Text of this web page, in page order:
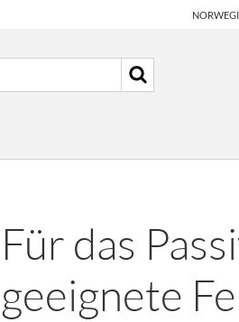
Für das
geeignete